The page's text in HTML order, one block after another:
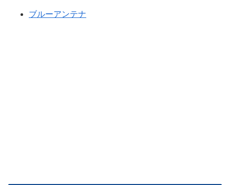
ブルーアンテナ